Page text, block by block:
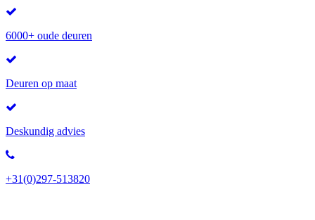
6000+ oude deuren
Deuren op maat
Deskundig advies
+31(0)297-513820